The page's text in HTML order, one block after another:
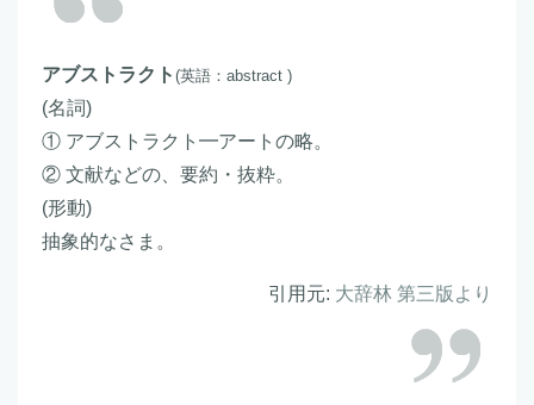
アブストラクト (英語：abstract )
(名詞)
① アブストラクト━アートの略。
② 文献などの、要約・抜粋。
(形動)
抽象的なさま。
引用元: 大辞林 第三版より